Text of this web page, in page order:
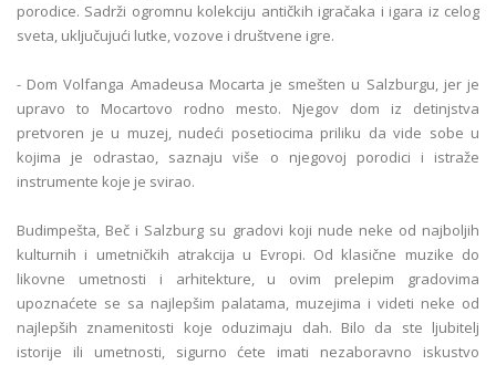
porodice. Sadrži ogromnu kolekciju antičkih igračaka i igara iz celog
sveta, uključujući lutke, vozove i društvene igre.
- Dom Volfanga Amadeusa Mocarta je smešten u Salzburgu, jer je
upravo to Mocartovo rodno mesto. Njegov dom iz detinjstva
pretvoren je u muzej, nudeći posetiocima priliku da vide sobe u
kojima je odrastao, saznaju više o njegovoj porodici i istraže
instrumente koje je svirao.
Budimpešta, Beč i Salzburg su gradovi koji nude neke od najboljih
kulturnih i umetničkih atrakcija u Evropi. Od klasične muzike do
likovne umetnosti i arhitekture, u ovim prelepim gradovima
upoznaćete se sa najlepšim palatama, muzejima i videti neke od
najlepših znamenitosti koje oduzimaju dah. Bilo da ste ljubitelj
istorije ili umetnosti, sigurno ćete imati nezaboravno iskustvo